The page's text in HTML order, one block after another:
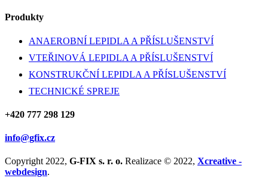
Produkty
ANAEROBNÍ LEPIDLA A PŘÍSLUŠENSTVÍ
VTEŘINOVÁ LEPIDLA A PŘÍSLUŠENSTVÍ
KONSTRUKČNÍ LEPIDLA A PŘÍSLUŠENSTVÍ
TECHNICKÉ SPREJE
+420 777 298 129
info@gfix.cz
Copyright 2022, G-FIX s. r. o. Realizace © 2022, Xcreative -
webdesign.